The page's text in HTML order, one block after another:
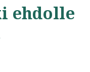
ehdolle